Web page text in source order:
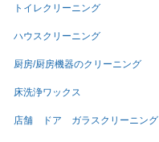
トイレクリーニング
ハウスクリーニング
厨房/厨房機器のクリーニング
床洗浄ワックス
店舗 ドア ガラスクリーニング